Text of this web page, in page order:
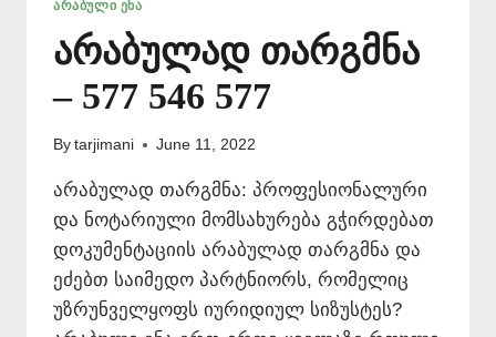
ᲐᲠᲐᲑᲣᲚᲘ ᲔᲜᲐ
არაბულად თარგმნა
– 577 546 577
By tarjimani June 11, 2022
არაბულად თარგმნა: პროფესიონალური
და ნოტარიული მომსახურება გჭირდებათ
დოკუმენტაციის არაბულად თარგმნა და
ეძებთ საიმედო პარტნიორს, რომელიც
უზრუნველყოფს იურიდიულ სიზუსტეს?